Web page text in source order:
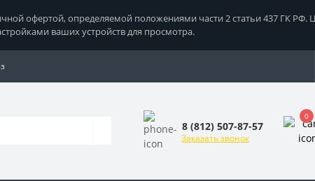
офертой, определяемой положениями части 2 статьи 437 ГК РФ.
ваших устройств для просмотра.
8 (812) 507-87-57
Заказать звонок
0